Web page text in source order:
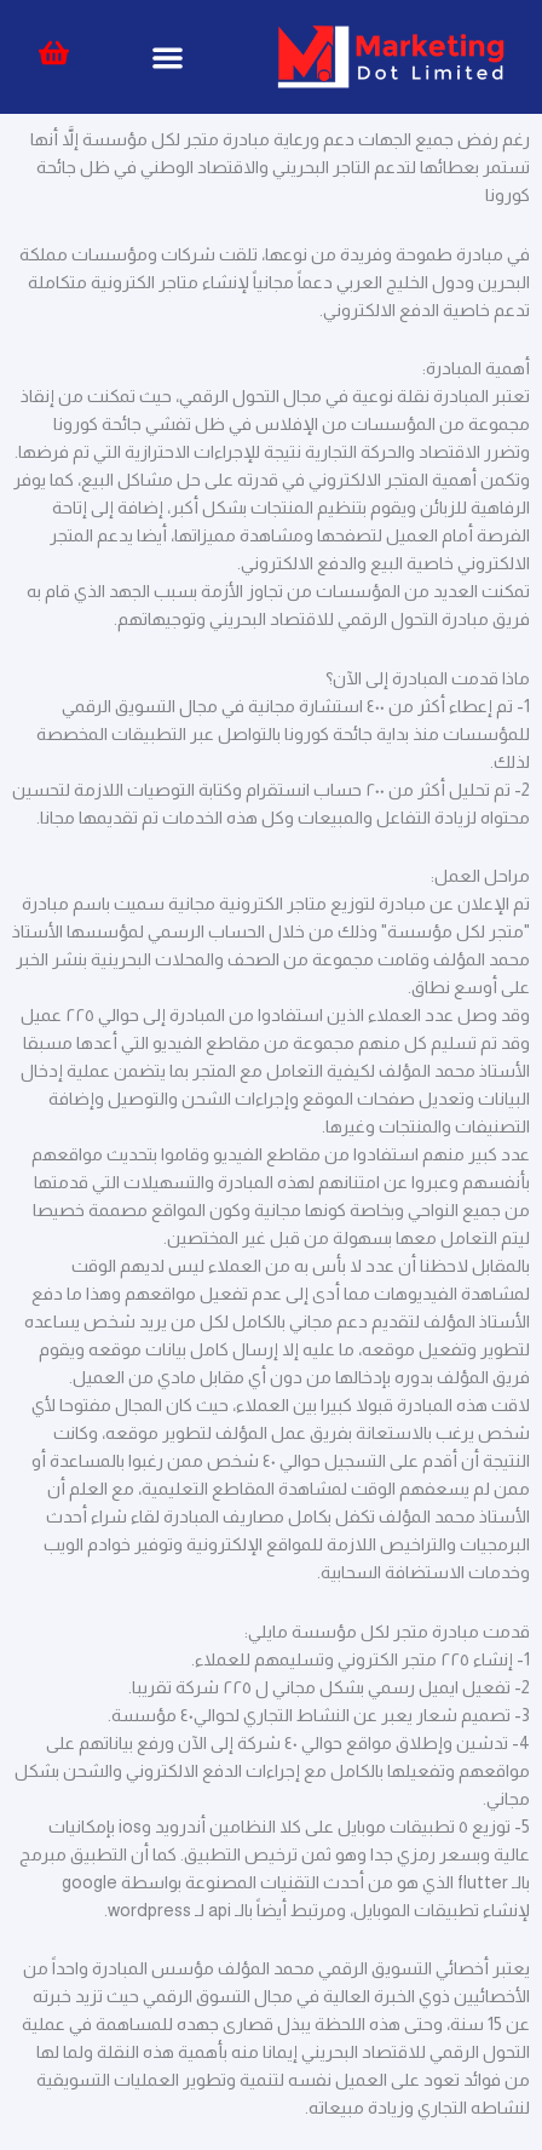
المحتوى
رغم رفض جميع الجهات دعم ورعاية مبادرة متجر لكل مؤسسة إلاَّ أنها
تستمر بعطائها لتدعم التاجر البحريني والاقتصاد الوطني في ظل جائحة
كورونا
في مبادرة طموحة وفريدة من نوعها، تلقت شركات ومؤسسات مملكة
البحرين ودول الخليج العربي دعماً مجانياً لإنشاء متاجر الكترونية متكاملة
تدعم خاصية الدفع الالكتروني.
أهمية المبادرة:
تعتبر المبادرة نقلة نوعية في مجال التحول الرقمي، حيث تمكنت من إنقاذ
مجموعة من المؤسسات من الإفلاس في ظل تفشي جائحة كورونا
وتضرر الاقتصاد والحركة التجارية نتيجة للإجراءات الاحترازية التي تم فرضها.
وتكمن أهمية المتجر الالكتروني في قدرته على حل مشاكل البيع، كما يوفر
الرفاهية للزبائن ويقوم بتنظيم المنتجات بشكل أكبر، إضافة إلى إتاحة
الفرصة أمام العميل لتصفحها ومشاهدة مميزاتها، أيضا يدعم المتجر
الالكتروني خاصية البيع والدفع الالكتروني.
تمكنت العديد من المؤسسات من تجاوز الأزمة بسبب الجهد الذي قام به
فريق مبادرة التحول الرقمي للاقتصاد البحريني وتوجيهاتهم.
ماذا قدمت المبادرة إلى الآن؟
1- تم إعطاء أكثر من ٤٠٠ استشارة مجانية في مجال التسويق الرقمي
للمؤسسات منذ بداية جائحة كورونا بالتواصل عبر التطبيقات المخصصة
لذلك.
2- تم تحليل أكثر من ٢٠٠ حساب انستقرام وكتابة التوصيات اللازمة لتحسين
محتواه لزيادة التفاعل والمبيعات وكل هذه الخدمات تم تقديمها مجانا.
مراحل العمل:
تم الإعلان عن مبادرة لتوزيع متاجر الكترونية مجانية سميت باسم مبادرة
"متجر لكل مؤسسة" وذلك من خلال الحساب الرسمي لمؤسسها الأستاذ
محمد المؤلف وقامت مجموعة من الصحف والمحلات البحرينية بنشر الخبر
على أوسع نطاق.
وقد وصل عدد العملاء الذين استفادوا من المبادرة إلى حوالي ٢٢٥ عميل
وقد تم تسليم كل منهم مجموعة من مقاطع الفيديو التي أعدها مسبقا
الأستاذ محمد المؤلف لكيفية التعامل مع المتجر بما يتضمن عملية إدخال
البيانات وتعديل صفحات الموقع وإجراءات الشحن والتوصيل وإضافة
التصنيفات والمنتجات وغيرها.
عدد كبير منهم استفادوا من مقاطع الفيديو وقاموا بتحديث مواقعهم
بأنفسهم وعبروا عن امتنانهم لهذه المبادرة والتسهيلات التي قدمتها
من جميع النواحي وبخاصة كونها مجانية وكون المواقع مصممة خصيصا
ليتم التعامل معها بسهولة من قبل غير المختصين.
بالمقابل لاحظنا أن عدد لا بأس به من العملاء ليس لديهم الوقت
لمشاهدة الفيديوهات مما أدى إلى عدم تفعيل مواقعهم وهذا ما دفع
الأستاذ المؤلف لتقديم دعم مجاني بالكامل لكل من يريد شخص يساعده
لتطوير وتفعيل موقعه، ما عليه إلا إرسال كامل بيانات موقعه ويقوم
فريق المؤلف بدوره بإدخالها من دون أي مقابل مادي من العميل.
لاقت هذه المبادرة قبولا كبيرا بين العملاء، حيث كان المجال مفتوحا لأي
شخص يرغب بالاستعانة بفريق عمل المؤلف لتطوير موقعه، وكانت
النتيجة أن أقدم على التسجيل حوالي ٤٠ شخص ممن رغبوا بالمساعدة أو
ممن لم يسعفهم الوقت لمشاهدة المقاطع التعليمية، مع العلم أن
الأستاذ محمد المؤلف تكفل بكامل مصاريف المبادرة لقاء شراء أحدث
البرمجيات والتراخيص اللازمة للمواقع الإلكترونية وتوفير خوادم الويب
وخدمات الاستضافة السحابية.
قدمت مبادرة متجر لكل مؤسسة مايلي:
1- إنشاء ٢٢٥ متجر الكتروني وتسليمهم للعملاء.
2- تفعيل ايميل رسمي بشكل مجاني ل ٢٢٥ شركة تقريبا.
3- تصميم شعار يعبر عن النشاط التجاري لحوالي٤٠ مؤسسة.
4- تدشين وإطلاق مواقع حوالي ٤٠ شركة إلى الآن ورفع بياناتهم على
مواقعهم وتفعيلها بالكامل مع إجراءات الدفع الالكتروني والشحن بشكل
مجاني.
5- توزيع ٥ تطبيقات موبايل على كلا النظامين أندرويد وios بإمكانيات
عالية وبسعر رمزي جدا وهو ثمن ترخيص التطبيق. كما أن التطبيق مبرمج
بالـ flutter الذي هو من أحدث التقنيات المصنوعة بواسطة google
لإنشاء تطبيقات الموبايل، ومرتبط أيضاً بالـ api لـ wordpress.
يعتبر أخصائي التسويق الرقمي محمد المؤلف مؤسس المبادرة واحداً من
الأخصائيين ذوي الخبرة العالية في مجال التسوق الرقمي حيث تزيد خبرته
عن 15 سنة، وحتى هذه اللحظة يبذل قصارى جهده للمساهمة في عملية
التحول الرقمي للاقتصاد البحريني إيمانا منه بأهمية هذه النقلة ولما لها
من فوائد تعود على العميل نفسه لتنمية وتطوير العمليات التسويقية
لنشاطه التجاري وزيادة مبيعاته.